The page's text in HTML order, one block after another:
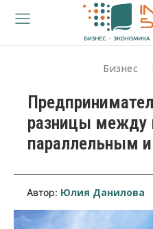
Бизнес
разницы между
параллельным
Автор: Юлия Данилова